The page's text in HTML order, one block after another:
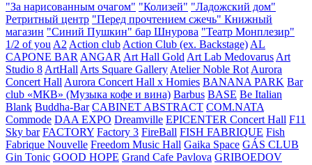
"За нарисованным очагом" "Колизей" "Ладожский дом"
Ретритный центр "Перед прочтением сжечь" Книжный
магазин "Синий Пушкин" бар Шнурова "Театр Монплезир"
1/2 of you A2 Action club Action Club (ex. Backstage) AL
CAPONE BAR ANGAR Art Hall Gold Art Lab Medovarus Art
Studio 8 ArtHall Arts Square Gallery Atelier Noble Rot Aurora
Concert Hall Aurora Concert Hall x Homies BANANA PARK Bar
club «МКВ» (Музыка кофе и вина) Barbus BASE Be Italian
Blank Buddha-Bar CABINET ABSTRACT COM.NATA
Commode DAA EXPO Dreamville EPICENTER Concert Hall F11
Sky bar FACTORY Factory 3 FireBall FISH FABRIQUE Fish
Fabrique Nouvelle Freedom Music Hall Gaika Space GÁS CLUB
Gin Tonic GOOD HOPE Grand Cafe Pavlova GRIBOEDOV